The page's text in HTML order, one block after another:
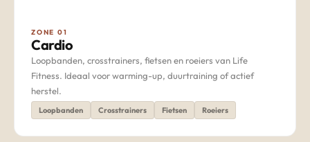
ZONE 01
Cardio
Loopbanden, crosstrainers, fietsen en roeiers van Life
Fitness. Ideaal voor warming-up, duurtraining of actief
herstel.
Loopbanden Crosstrainers Fietsen Roeiers